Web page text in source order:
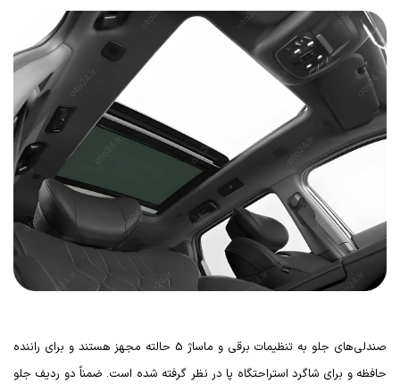
صندلی‌های جلو به تنظیمات برقی و ماساژ 5 حالته مجهز هستند و برای راننده
حافظه و برای شاگرد استراحتگاه پا در نظر گرفته شده است. ضمناً دو ردیف جلو